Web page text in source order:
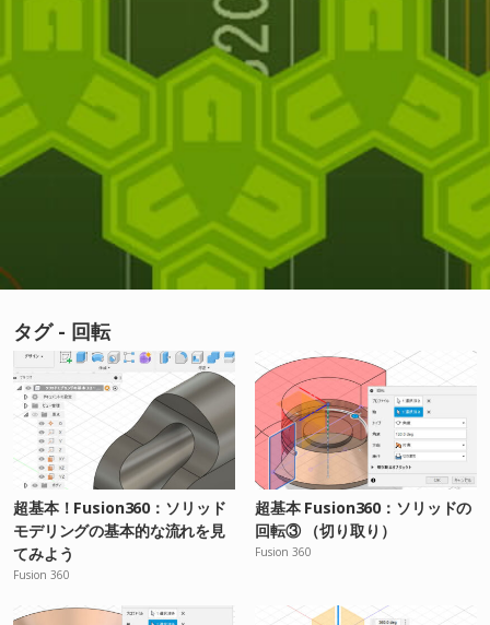
タグ - 回転
超基本！Fusion360：ソリッド
モデリングの基本的な流れを見
てみよう
Fusion 360
超基本 Fusion360：ソリッドの
回転③ （切り取り）
Fusion 360